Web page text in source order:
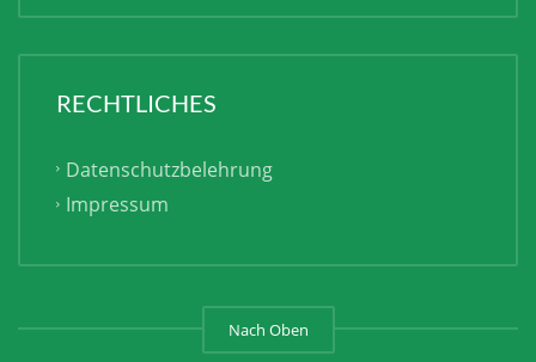
RECHTLICHES
Datenschutzbelehrung
Impressum
Nach Oben